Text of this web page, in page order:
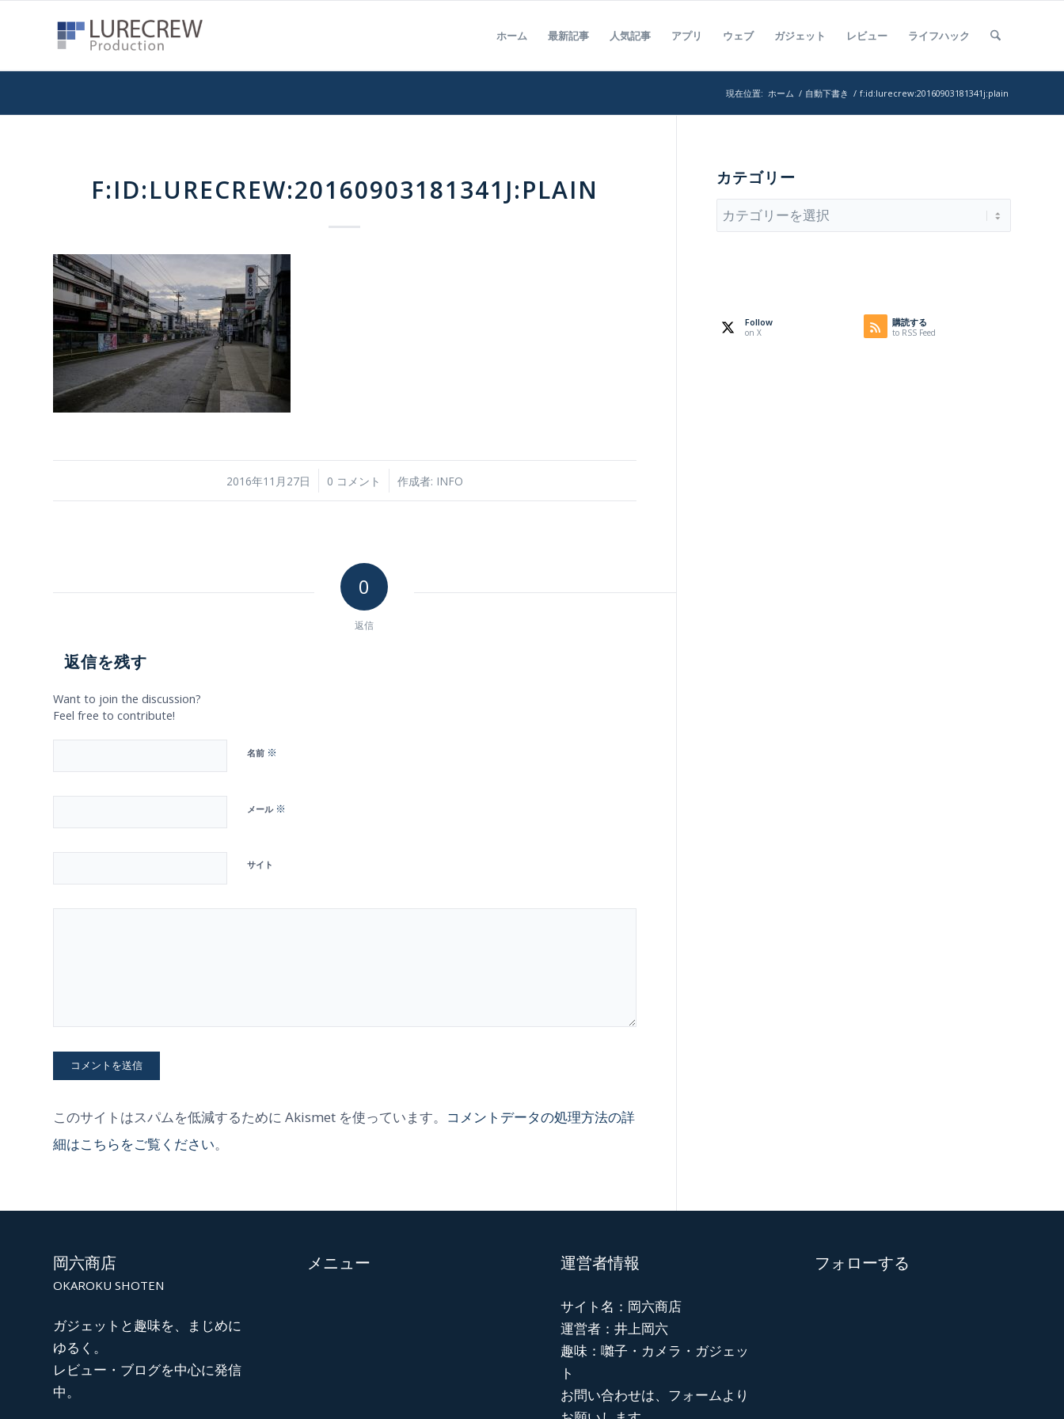
ホーム 最新記事 人気記事 アプリ ウェブ ガジェット レビュー ライフハック
現在位置: ホーム / 自動下書き / f:id:lurecrew:20160903181341j:plain
F:ID:LURECREW:20160903181341J:PLAIN
2016年11月27日
/ 0 コメント
/ 作成者: INFO
0
返信
返信を残す
Want to join the discussion?
Feel free to contribute!
名前 ※
メール ※
サイト
このサイトはスパムを低減するために Akismet を使っています。 コメントデータの処理方法の詳
細はこちらをご覧ください。
カテゴリー
カ
テ
Follow
on X
購読する
to RSS Feed
岡六商店
OKAROKU SHOTEN
ガジェットと趣味を、まじめに
ゆるく。
レビュー・ブログを中心に発信
中。
メニュー 運営者情報
サイト名：岡六商店
運営者：井上岡六
趣味：囃子・カメラ・ガジェッ
ト
お問い合わせは、フォームより
フォローする